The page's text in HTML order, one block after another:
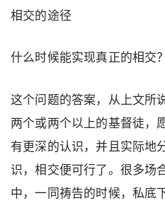
相交的途径
什么时候能实现真正的相交？
这个问题的答案，从上文所
两个或两个以上的基督徒，
有更深的认识，并且实际地
识，相交便可行了。很多场
中，一同祷告的时候，私底